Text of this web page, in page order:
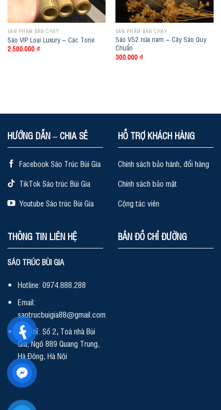
SẢN PHẨM BÁN CHẠY
Sáo VIP Loại Luxury – Các Tone
2.500.000 ₫
SẢN PHẨM BÁN CHẠY
Sáo VS2 nứa nam – Cây Sáo Quy
Chuẩn
300.000 ₫
HƯỚNG DẪN – CHIA SẺ
Facebook Sáo Trúc Bùi Gia
TikTok Sáo trúc Bùi Gia
Youtube Sáo trúc Bùi Gia
HỖ TRỢ KHÁCH HÀNG
Chính sách bảo hành, đổi hàng
Chính sách bảo mật
Cộng tác viên
THÔNG TIN LIÊN HỆ
SÁO TRÚC BÙI GIA
Hotline: 0974.888.288
Email:
saotrucbuigia88@gmail.com
Địa chỉ: Số 2, Toà nhà Bùi
Gia, Ngõ 889 Quang Trung,
Hà Đông, Hà Nội
BẢN ĐỒ CHỈ ĐƯỜNG